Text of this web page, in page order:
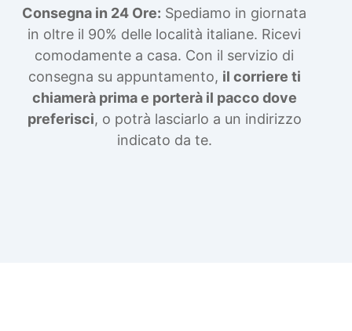
Consegna in 24 Ore: Spediamo in giornata
in oltre il 90% delle località italiane. Ricevi
comodamente a casa. Con il servizio di
consegna su appuntamento, il corriere ti
chiamerà prima e porterà il pacco dove
preferisci, o potrà lasciarlo a un indirizzo
indicato da te.